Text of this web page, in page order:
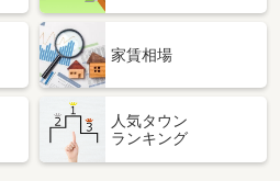
家賃相場
人気タウン
ランキング